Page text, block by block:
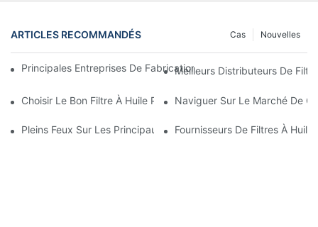
ARTICLES RECOMMANDÉS Nouvelles
Cas
Principales Entreprises De Fabrication De Filtres À Huile : Un
Meilleurs Distributeurs De
Choisir Le Bon Filtre À Huile Pour Votre Modèle De Véhicule :
Naviguer Sur Le Marché De
Pleins Feux Sur Les Principaux Fabricants De Filtres À Huile Et
Fournisseurs De Filtres À